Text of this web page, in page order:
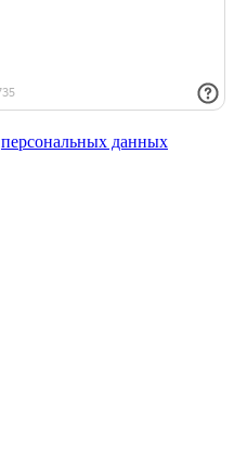
персональных данных